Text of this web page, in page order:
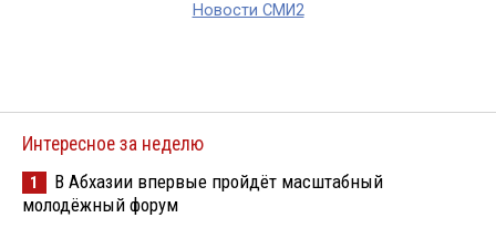
Новости СМИ2
Интересное за неделю
1
В Абхазии впервые пройдёт масштабный
молодёжный форум